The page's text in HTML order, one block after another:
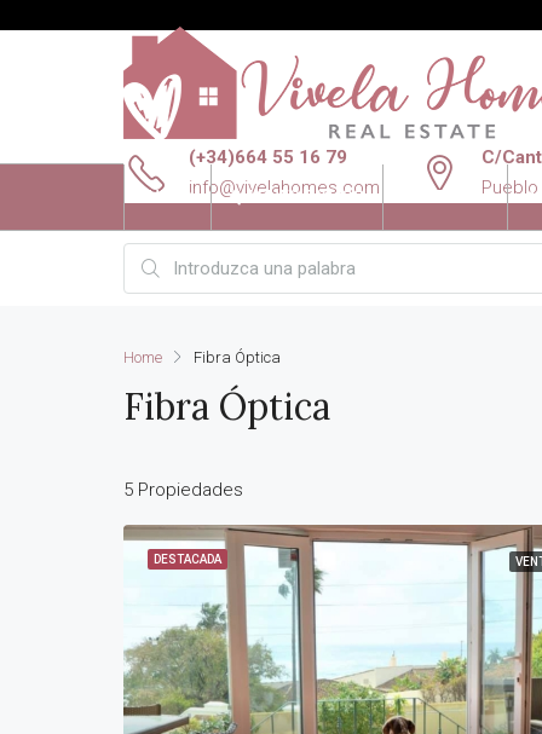
(+34)664 55 16 79
info@vivelahomes.com
C/
INICIO QUIENES SOMOS
Home Fibra Óptica
Fibra Óptica
5 Propiedades
DESTACADA